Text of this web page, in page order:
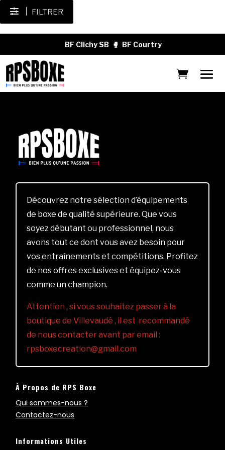
FILTRER
BF Clichy SB 🥊 BF Courtry
Découvrez notre sélection d’équipements
de boxe de qualité supérieure. Que vous
soyez débutant ou professionnel, nous
avons tout ce dont vous avez besoin pour
vos entraînements et compétitions. Profitez
de nos offres exclusives et équipez-vous
comme un champion.
Attention , si vous souhaitez passer à la
boutique de Villevaudé , il est recommandé
de nous contacter avant par email :
rpsboxecreation@gmail.com
À Propos de RPS Boxe
Qui sommes-nous ?
Contactez-nous
Informations Utiles